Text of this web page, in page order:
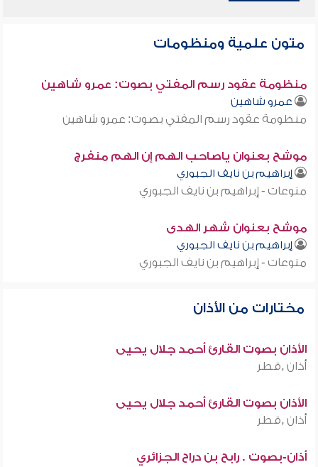
متون علمية ومنظومات
منظومة عقود رسم المفتي بصوت: عمرو شاهين
عمرو شاهين
منظومة عقود رسم المفتي بصوت: عمرو شاهين
موشح بعنوان ياصاحب الهم إن الهم منفرج
إبراهيم بن نايف الجبوري
منوعات - إبراهيم بن نايف الجبوري
موشح بعنوان شهر الهدى
إبراهيم بن نايف الجبوري
منوعات - إبراهيم بن نايف الجبوري
مختارات من الأذان
الأذان بصوت القارئ أحمد جلال يحيى
أذان ,قطر
الأذان بصوت القارئ أحمد جلال يحيى
أذان ,قطر
أذان-بصوت . رابح بن دراح الجزائري